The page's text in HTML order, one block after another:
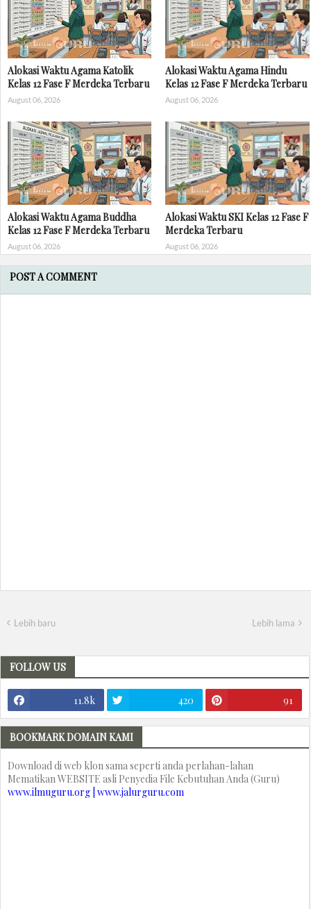
Alokasi Waktu Agama Katolik
Kelas 12 Fase F Merdeka Terbaru
August 06, 2026
Alokasi Waktu Agama Hindu
Kelas 12 Fase F Merdeka Terbaru
August 06, 2026
Alokasi Waktu Agama Buddha
Kelas 12 Fase F Merdeka Terbaru
August 06, 2026
Alokasi Waktu SKI Kelas 12 Fase F
Merdeka Terbaru
August 06, 2026
POST A COMMENT
Lebih baru Lebih lama
FOLLOW US
11.8k 420 91
BOOKMARK DOMAIN KAMI
Download di web klon sama seperti anda perlahan-lahan
Mematikan WEBSITE asli Penyedia File Kebutuhan Anda (Guru)
www.ilmuguru.org | www.jalurguru.com